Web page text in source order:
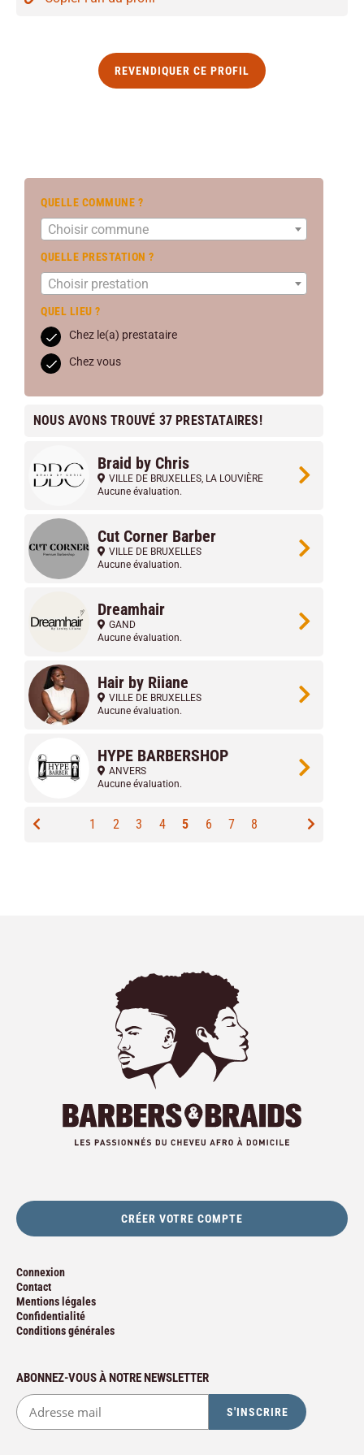
REVENDIQUER CE PROFIL
QUELLE COMMUNE ?
Choisir commune
QUELLE PRESTATION ?
Choisir prestation
QUEL LIEU ?
Chez le(a) prestataire
Chez vous
NOUS AVONS TROUVÉ 37 PRESTATAIRES!
Braid by Chris
VILLE DE BRUXELLES, LA LOUVIÈRE
Aucune évaluation.
Cut Corner Barber
VILLE DE BRUXELLES
Aucune évaluation.
Dreamhair
GAND
Aucune évaluation.
Hair by Riiane
VILLE DE BRUXELLES
Aucune évaluation.
HYPE BARBERSHOP
ANVERS
Aucune évaluation.
1 2 3 4 5 6 7 8
CRÉER VOTRE COMPTE
Connexion
Contact
Mentions légales
Confidentialité
Conditions générales
ABONNEZ-VOUS À NOTRE NEWSLETTER